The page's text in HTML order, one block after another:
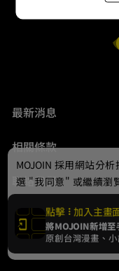
最新消息
相關條款
聯絡我們
© 2024
點擊 加入主畫
將MOJOIN新增
原創台灣漫畫、小
MOJOIN 採用網站分析
選 "我同意" 或繼續瀏
Cookie，欲瞭解更多